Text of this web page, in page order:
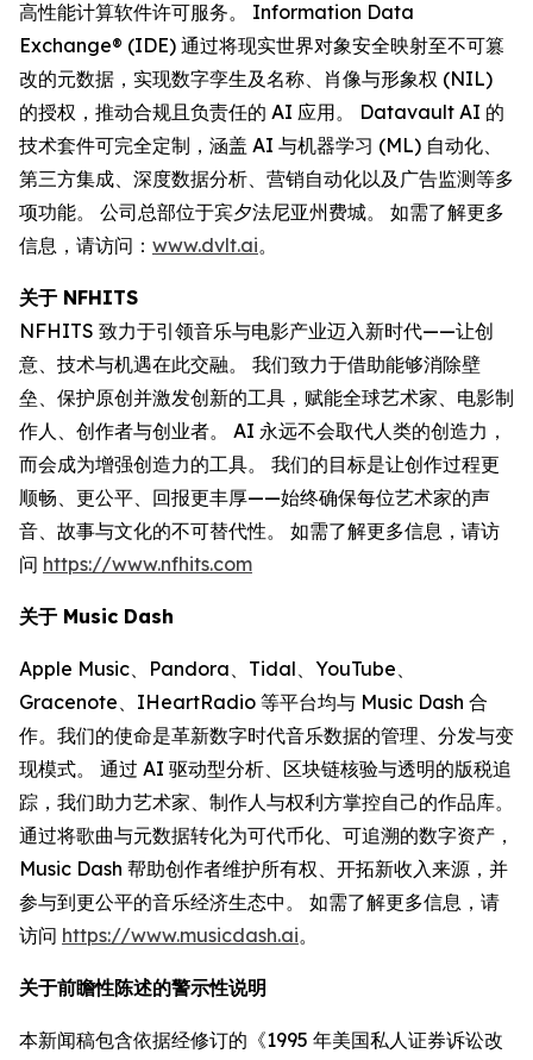
高性能计算软件许可服务。 Information Data
Exchange® (IDE) 通过将现实世界对象安全映射至不可篡
改的元数据，实现数字孪生及名称、肖像与形象权 (NIL)
的授权，推动合规且负责任的 AI 应用。 Datavault AI 的
技术套件可完全定制，涵盖 AI 与机器学习 (ML) 自动化、
第三方集成、深度数据分析、营销自动化以及广告监测等多
项功能。 公司总部位于宾夕法尼亚州费城。 如需了解更多
信息，请访问： www.dvlt.ai。
关于 NFHITS
NFHITS 致力于引领音乐与电影产业迈入新时代——让创
意、技术与机遇在此交融。 我们致力于借助能够消除壁
垒、保护原创并激发创新的工具，赋能全球艺术家、电影制
作人、创作者与创业者。 AI 永远不会取代人类的创造力，
而会成为增强创造力的工具。 我们的目标是让创作过程更
顺畅、更公平、回报更丰厚——始终确保每位艺术家的声
音、故事与文化的不可替代性。 如需了解更多信息，请访
问 https://www.nfhits.com
关于 Music Dash
Apple Music、Pandora、Tidal、YouTube、
Gracenote、IHeartRadio 等平台均与 Music Dash 合
作。我们的使命是革新数字时代音乐数据的管理、分发与变
现模式。 通过 AI 驱动型分析、区块链核验与透明的版税追
踪，我们助力艺术家、制作人与权利方掌控自己的作品库。
通过将歌曲与元数据转化为可代币化、可追溯的数字资产，
Music Dash 帮助创作者维护所有权、开拓新收入来源，并
参与到更公平的音乐经济生态中。 如需了解更多信息，请
访问 https://www.musicdash.ai。
关于前瞻性陈述的警示性说明
本新闻稿包含依据经修订的《1995 年美国私人证券诉讼改